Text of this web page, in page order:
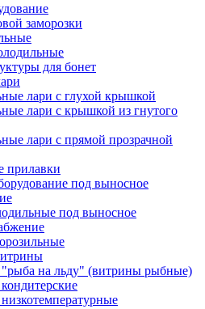
заморозки
для бонет
лари с глухой крышкой
лари с крышкой из гнутого
лари с прямой прозрачной
прилавки
под выносное
под выносное
на льду" (витрины рыбные)